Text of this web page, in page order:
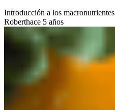
Introducción a los macronutrientes
Roberthace 5 años